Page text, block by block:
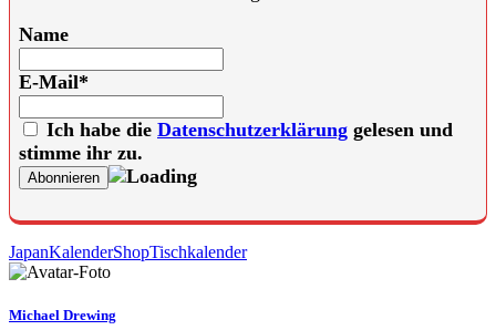
Name
E-Mail*
Ich habe die Datenschutzerklärung gelesen und
stimme ihr zu.
JapanKalenderShopTischkalender
Michael Drewing